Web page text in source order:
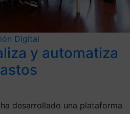
Digital
y automatiza
desarrollado una plataforma